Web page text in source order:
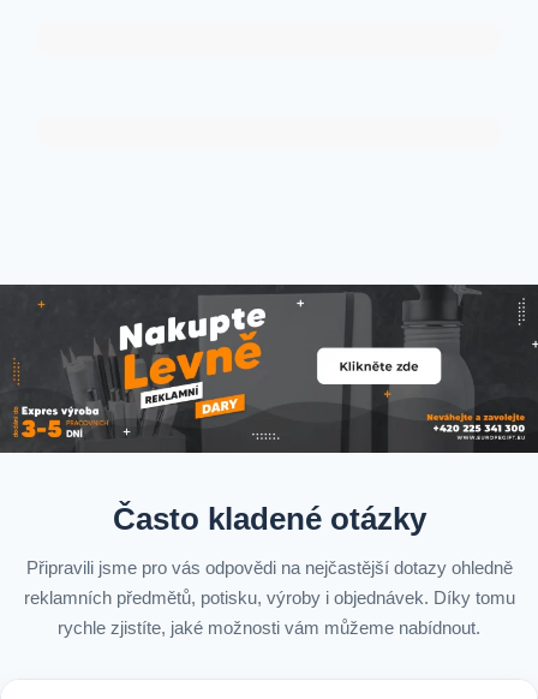
Často kladené otázky
Připravili jsme pro vás odpovědi na nejčastější dotazy ohledně
reklamních předmětů, potisku, výroby i objednávek. Díky tomu
rychle zjistíte, jaké možnosti vám můžeme nabídnout.